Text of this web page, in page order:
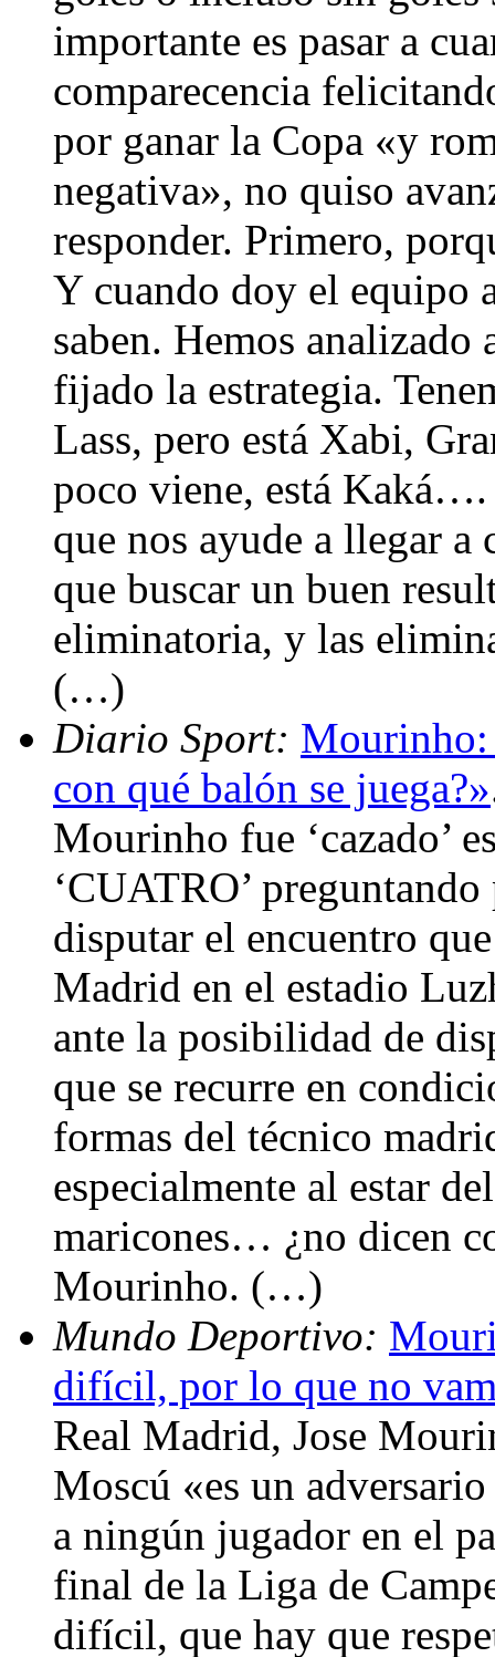
importante es pasar a
comparecencia
por ganar la Copa «y
negativa», no quiso
responder. Primero,
Y cuando doy el equipo
saben. Hemos
fijado la estrategia.
Lass, pero está Xabi,
poco viene, está
que nos ayude a llegar
que buscar un buen
eliminatoria, y las
(…)
Diario Sport: Mourinho:
con qué balón se juega?»
Mourinho fue ‘cazado’
‘CUATRO’
disputar el encuentro
Madrid en el estadio
ante la posibilidad de
que se recurre en
formas del técnico
especialmente al estar
maricones… ¿no dicen
Mourinho. (…)
Mundo Deportivo:
difícil, por lo que no
Real Madrid, Jose
Moscú «es un
a ningún jugador en el
final de la Liga de
difícil, que hay que